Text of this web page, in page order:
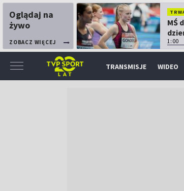
Oglądaj na
żywo
ZOBACZ WIĘCEJ
MŚ
1:00
TRANSMISJE WIDEO